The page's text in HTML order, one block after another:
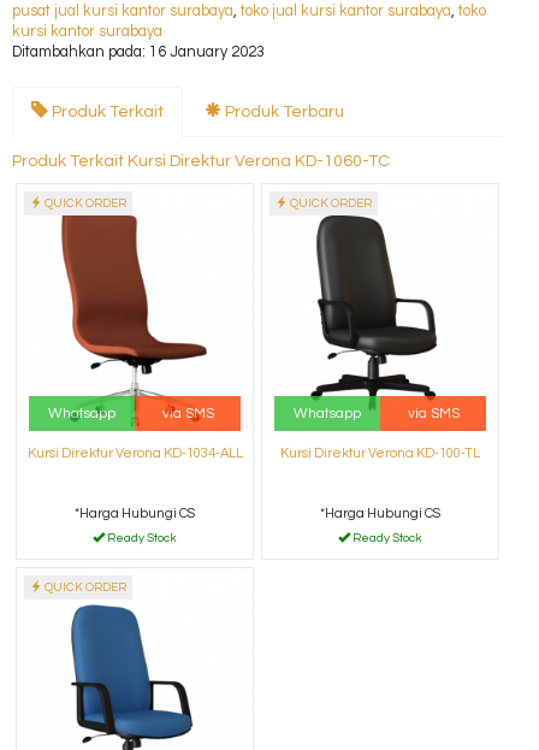
pusat jual kursi kantor surabaya,toko jual kursi kantor surabaya,toko
kursi kantor surabaya
Ditambahkan pada: 16 January 2023
Produk Terkait Produk Terbaru
Produk Terkait Kursi Direktur Verona KD-1060-TC
QUICK ORDER
Whatsapp via SMS
Kursi Direktur Verona KD-1034-ALL
*Harga Hubungi CS
Ready Stock
QUICK ORDER
Whatsapp via SMS
Kursi Direktur Verona KD-100-TL
*Harga Hubungi CS
Ready Stock
QUICK ORDER